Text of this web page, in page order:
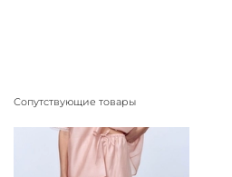
Сопутствующие товары